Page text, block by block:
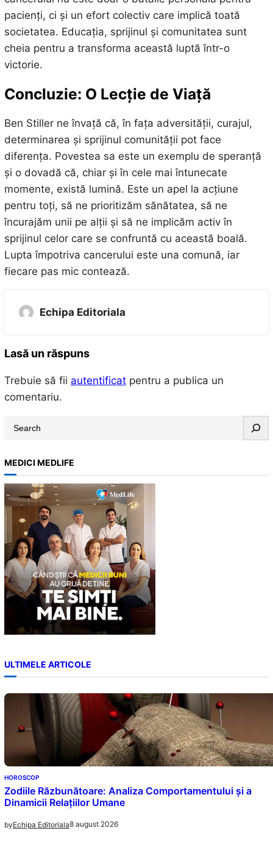
pacienți, ci și un efort colectiv care implică toată
societatea. Educația, sprijinul și comunitatea sunt
cheia pentru a transforma această luptă într-o
victorie.
Concluzie: O Lecție de Viață
Ben Stiller ne învață că, în fața adversității, curajul,
determinarea și sprijinul comunității pot face
diferența. Povestea sa este un exemplu de speranță
și o dovadă că, chiar și în cele mai întunecate
momente, există lumină. Este un apel la acțiune
pentru toți, să ne prioritizăm sănătatea, să ne
încurajăm unii pe alții și să ne implicăm activ în
sprijinul celor care se confruntă cu această boală.
Lupta împotriva cancerului este una comună, iar
fiecare pas mic contează.
Echipa Editoriala
Lasă un răspuns
Trebuie să fii autentificatpentru a publica un
comentariu.
a
r
c
h
MEDICI MEDLIFE
ULTIMELE ARTICOLE
HOROSCOP
Zodiile Răzbunătoare: Analiza Comportamentului și a
Dinamicii Relațiilor Umane
byEchipa Editoriala8 august 2026